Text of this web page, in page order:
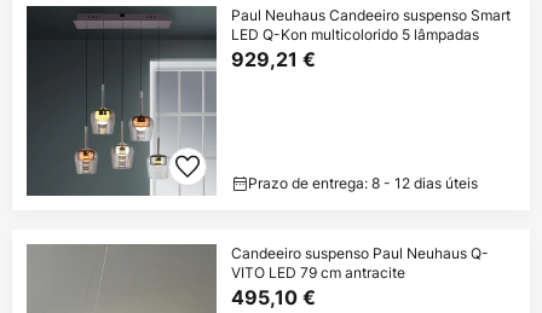
Paul Neuhaus Candeeiro suspenso Smart
LED Q-Kon multicolorido 5 lâmpadas
929,21 €
Prazo de entrega: 8 - 12 dias úteis
Candeeiro suspenso Paul Neuhaus Q-
VITO LED 79 cm antracite
495,10 €